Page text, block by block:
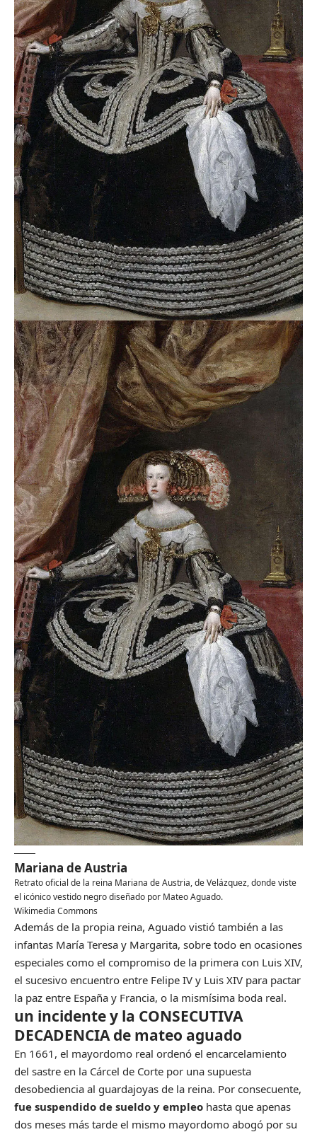
Mariana de Austria
Retrato oficial de la reina Mariana de Austria, de Velázquez, donde viste
el icónico vestido negro diseñado por Mateo Aguado.
Wikimedia Commons
Además de la propia reina, Aguado vistió también a las
infantas María Teresa y Margarita, sobre todo en ocasiones
especiales como el compromiso de la primera con Luis XIV,
el sucesivo encuentro entre Felipe IV y Luis XIV para pactar
la paz entre España y Francia, o la mismísima boda real.
un incidente y la CONSECUTIVA
DECADENCIA de mateo aguado
En 1661, el mayordomo real ordenó el encarcelamiento
del sastre en la Cárcel de Corte por una supuesta
desobediencia al guardajoyas de la reina. Por consecuente,
fue suspendido de sueldo y empleo hasta que apenas
dos meses más tarde el mismo mayordomo abogó por su